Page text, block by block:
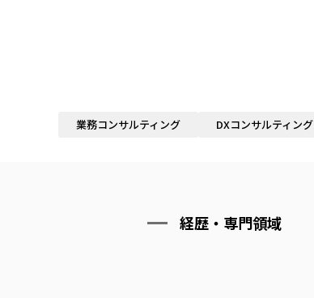
業務コンサルティング DXコンサルティング
経歴・専門領域